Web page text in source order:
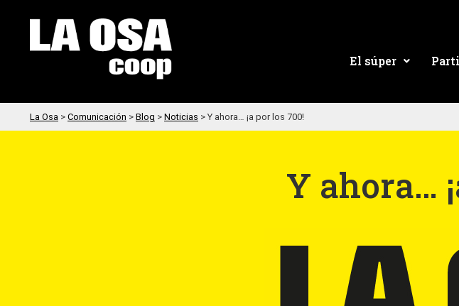
El súper
La Osa > Comunicación > Blog > Noticias > Y ahora… ¡a por los 700!
Y ahora…